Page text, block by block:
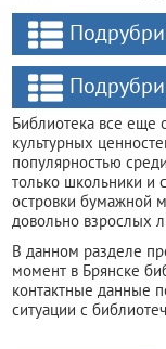
Библиотека все еще
культурных
популярностью
только школьники и
островки бумажной
довольно взрослых
В данном разделе
момент в Брянске
контактные данные
ситуации с